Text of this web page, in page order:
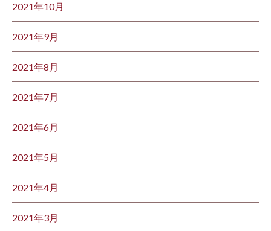
2021年10月
2021年9月
2021年8月
2021年7月
2021年6月
2021年5月
2021年4月
2021年3月